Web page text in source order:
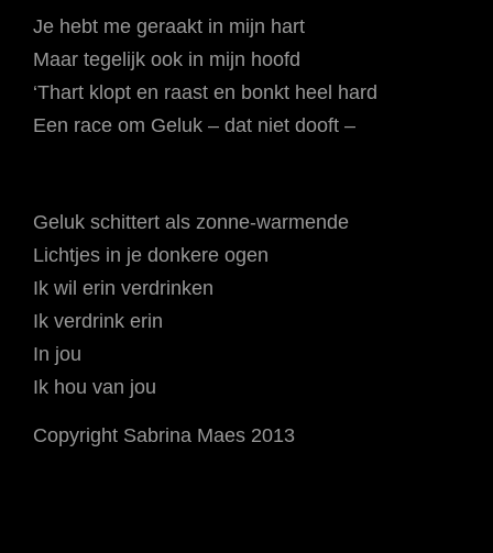
Je hebt me geraakt in mijn hart
Maar tegelijk ook in mijn hoofd
‘Thart klopt en raast en bonkt heel hard
Een race om Geluk – dat niet dooft –
Geluk schittert als zonne-warmende
Lichtjes in je donkere ogen
Ik wil erin verdrinken
Ik verdrink erin
In jou
Ik hou van jou
Copyright Sabrina Maes 2013